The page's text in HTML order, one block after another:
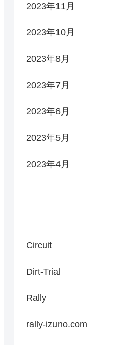
2023年11月
2023年10月
2023年8月
2023年7月
2023年6月
2023年5月
2023年4月
Circuit
Dirt-Trial
Rally
rally-izuno.com